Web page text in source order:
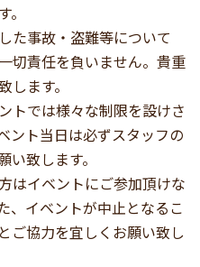
た事故・盗難等について
切責任を負いません。貴重
ます。
トでは様々な制限を設けさ
ント当日は必ずスタッフの
致します。
はイベントにご参加頂けな
、イベントが中止となるこ
ご協力を宜しくお願い致し